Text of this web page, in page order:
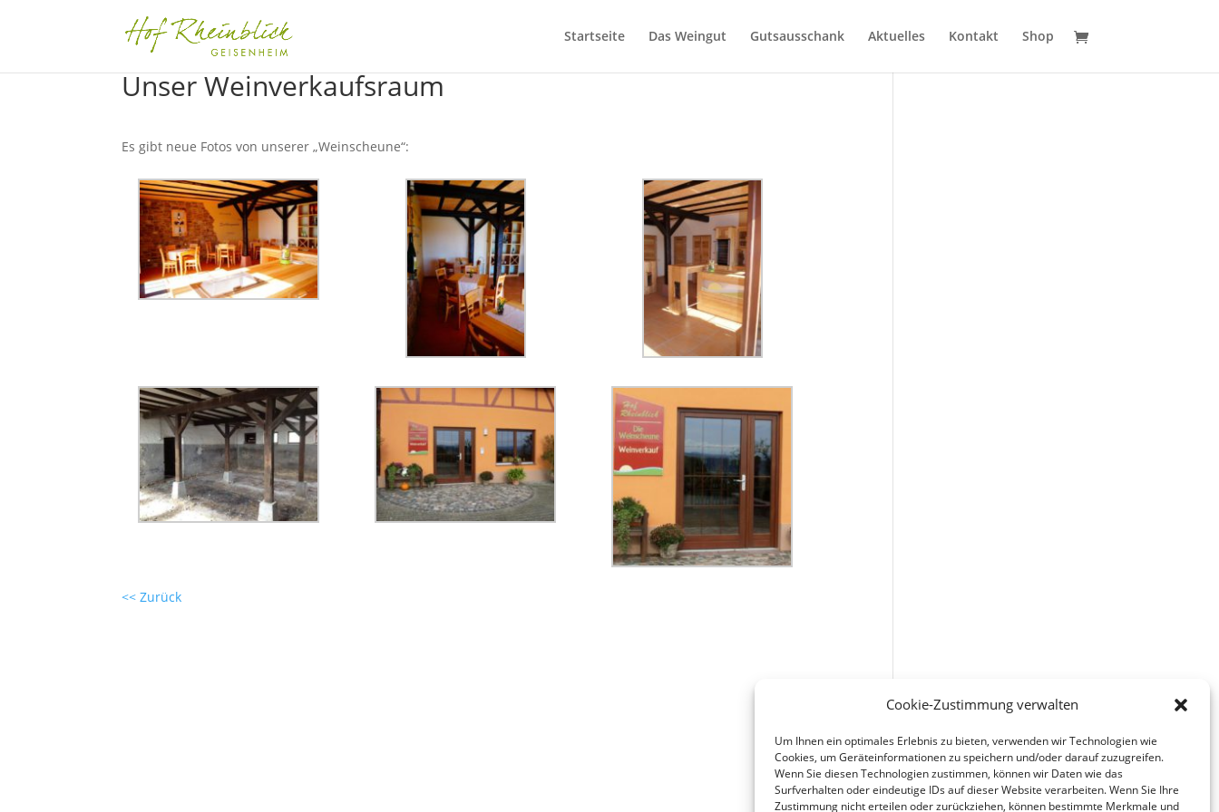
Cookie-Zustimmung verwalten
Um Ihnen ein optimales Erlebnis zu bieten, verwenden wir Technologien wie
Cookies, um Geräteinformationen zu speichern und/oder darauf zuzugreifen.
Wenn Sie diesen Technologien zustimmen, können wir Daten wie das
Surfverhalten oder eindeutige IDs auf dieser Website verarbeiten. Wenn Sie Ihre
Zustimmung nicht erteilen oder zurückziehen, können bestimmte Merkmale und
Startseite Das Weingut Gutsausschank Aktuelles Kontakt Shop
Unser Weinverkaufsraum
Es gibt neue Fotos von unserer „Weinscheune“:
<< Zurück